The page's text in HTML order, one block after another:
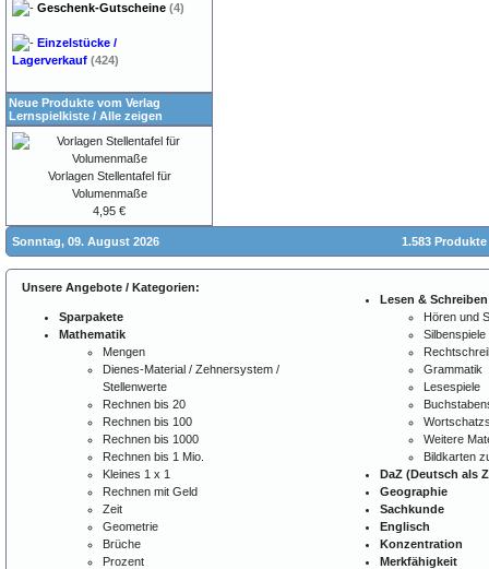
Geschenk-Gutscheine (4)
Einzelstücke /
Lagerverkauf (424)
Neue Produkte vom Verlag
Lernspielkiste / Alle zeigen
Vorlagen Stellentafel für
Volumenmaße
4,95 €
Sonntag, 09. August 2026 1.583
Unsere Angebote / Kategorien:
Sparpakete
Mathematik
Mengen
Dienes-Material / Zehnersystem /
Stellenwerte
Rechnen bis 20
Rechnen bis 100
Rechnen bis 1000
Rechnen bis 1 Mio.
Kleines 1 x 1
Rechnen mit Geld
Zeit
Geometrie
Brüche
Prozent
Lesen & Schreiben
Hören und
Silbenspiele
Grammatik
Lesespiele
Weitere
Bildkarten
DaZ (Deutsch als
Geographie
Sachkunde
Englisch
Konzentration
Merkfähigkeit